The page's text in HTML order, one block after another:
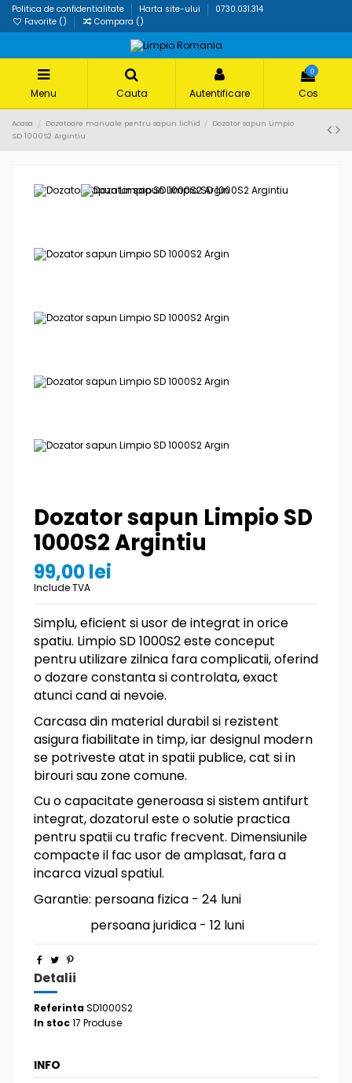
Politica de confidentialitate Harta site-ului
0730.031.314
Favorite () Compara ()
Menu Cauta Autentificare
0
Cos
Acasa Dozatoare manuale pentru sapun lichid
Dozator sapun Limpio
SD 1000S2 Argintiu
Dozator sapun Limpio SD
1000S2 Argintiu
99,00 lei
Include TVA
Simplu, eficient si usor de integrat in orice
spatiu. Limpio SD 1000S2 este conceput
pentru utilizare zilnica fara complicatii, oferind
o dozare constanta si controlata, exact
atunci cand ai nevoie.
Carcasa din material durabil si rezistent
asigura fiabilitate in timp, iar designul modern
se potriveste atat in spatii publice, cat si in
birouri sau zone comune.
Cu o capacitate generoasa si sistem antifurt
integrat, dozatorul este o solutie practica
pentru spatii cu trafic frecvent. Dimensiunile
compacte il fac usor de amplasat, fara a
incarca vizual spatiul.
Garantie: persoana fizica - 24 luni
persoana juridica - 12 luni
Detalii
ReferintaSD1000S2
In stoc17 Produse
INFO